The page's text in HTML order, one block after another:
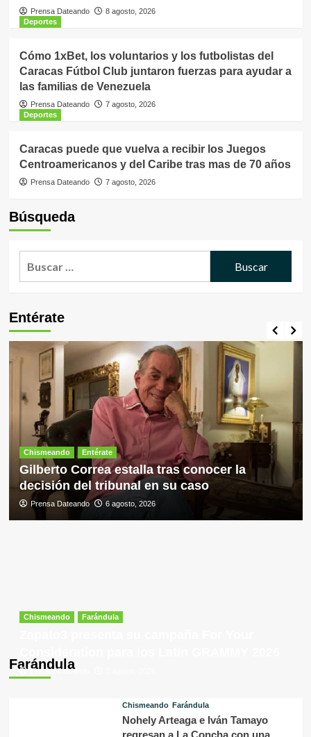
Prensa Dateando
8 agosto, 2026
Deportes
Cómo 1xBet, los voluntarios y los futbolistas del
Caracas Fútbol Club juntaron fuerzas para ayudar a
las familias de Venezuela
Prensa Dateando
7 agosto, 2026
Deportes
Caracas puede que vuelva a recibir los Juegos
Centroamericanos y del Caribe tras mas de 70 años
Prensa Dateando 7 agosto, 2026
Búsqueda
Entérate
Chismeando Entérate
Gilberto Correa estalla tras conocer la
decisión del tribunal en su caso
Prensa Dateando 6 agosto, 2026
Farándula
Chismeando Farándula
Prensa Dateando
Chismeando Farándula
Nohely Arteaga e Iván Tamayo
regresan a La Concha con una